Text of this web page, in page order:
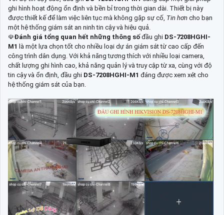
ghi hình hoạt động ổn định và bền bỉ trong thời gian dài. Thiết bị này
được thiết kế để làm việc liên tục mà không gặp sự cố, Tin hơn cho bạn
một hệ thống giám sát an ninh tin cậy và hiệu quả.
☫Đánh giá tổng quan hết những thông sốđầu ghi DS-7208HGHI-
M1 là một lựa chọn tốt cho nhiều loại dự án giám sát từ cao cấp đến
công trình dân dụng. Với khả năng tương thích với nhiều loại camera,
chất lượng ghi hình cao, khả năng quản lý và truy cập từ xa, cùng với độ
tin cậy và ổn định, đầu ghi DS-7208HGHI-M1 đáng được xem xét cho
hệ thống giám sát của bạn.